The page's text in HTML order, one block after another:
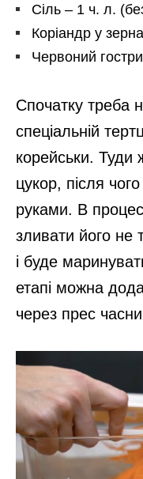
Сіль – 1 ч. л.
Коріандр у
Червоний
Спочатку треба
спеціальній
корейськи. Туди
цукор, після
руками. В
зливати його не
і буде
етапі можна
через прес